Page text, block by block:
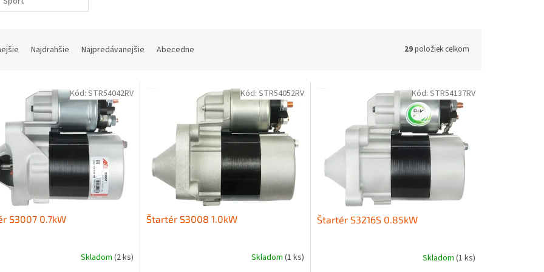
Najdrahšie Najpredávanejšie Abecedne 29položiek celkom
S3007 0.7kW
Skladom (2 ks)
Kód: STR54042RV
Štartér S3008 1.0kW
Skladom (1 ks)
Kód: STR54052RV
Štartér S3216S 0.85kW
Skladom (1 ks)
Kód: STR54137RV